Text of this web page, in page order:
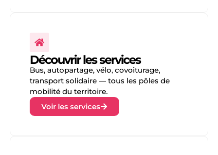
Découvrir les services
Bus, autopartage, vélo, covoiturage,
transport solidaire — tous les pôles de
mobilité du territoire.
Voir les services